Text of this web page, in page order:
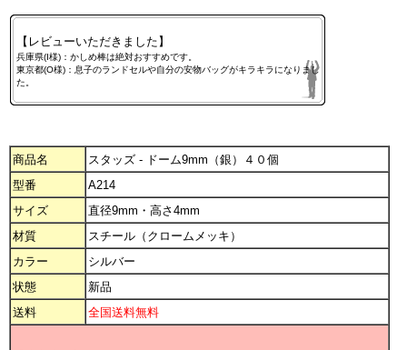
【レビューいただきました】
兵庫県(I様)：かしめ棒は絶対おすすめです。
東京都(O様)：息子のランドセルや自分の安物バッグがキラキラになりまし
た。
商品名
スタッズ - ドーム9mm（銀）４０個
型番
A214
サイズ
直径9mm・高さ4mm
材質
スチール（クロームメッキ）
カラー
シルバー
状態
新品
送料
全国送料無料